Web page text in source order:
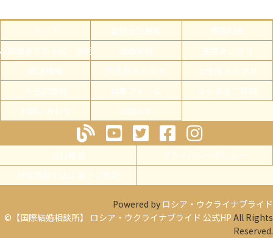
トップ 登録女性検索
費用料金
結婚までの手順・説明
成婚実績
運営あいさつ
婚活情報
男性用メルマガ
女性用メルマガ
入会前登録
募集フォーム
よくあるご質問
お問い合わせ
お知らせ
会社概要
プライバシーポリシー
特定商取引法に基づく表記
Powered by ロシア・ウクライナブライド
©【国際結婚相談所】 ロシア・ウクライナブライド 公式HP All Rights
Reserved.